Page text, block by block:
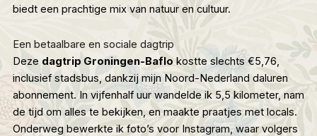
biedt een prachtige mix van natuur en cultuur.
Een betaalbare en sociale dagtrip
Deze dagtrip Groningen-Baflo kostte slechts €5,76,
inclusief stadsbus, dankzij mijn Noord-Nederland daluren
abonnement. In vijfenhalf uur wandelde ik 5,5 kilometer, nam
de tijd om alles te bekijken, en maakte praatjes met locals.
Onderweg bewerkte ik foto’s voor Instagram, waar volgers